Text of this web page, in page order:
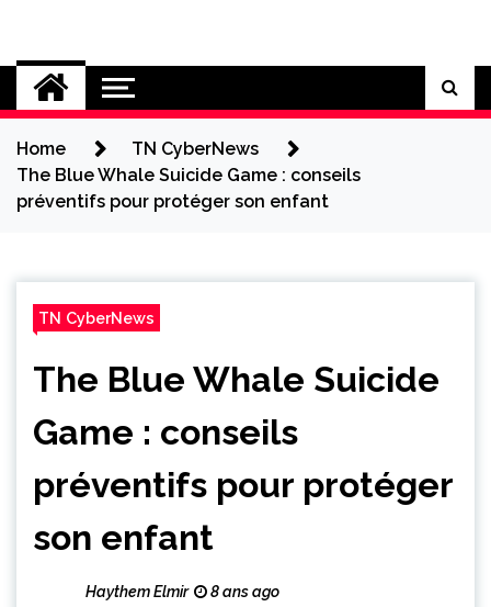
content
Cybersecurity News
Home
TN CyberNews
The Blue Whale Suicide Game : conseils
préventifs pour protéger son enfant
TN CyberNews
The Blue Whale Suicide
Game : conseils
préventifs pour protéger
son enfant
Haythem Elmir 8 ans ago